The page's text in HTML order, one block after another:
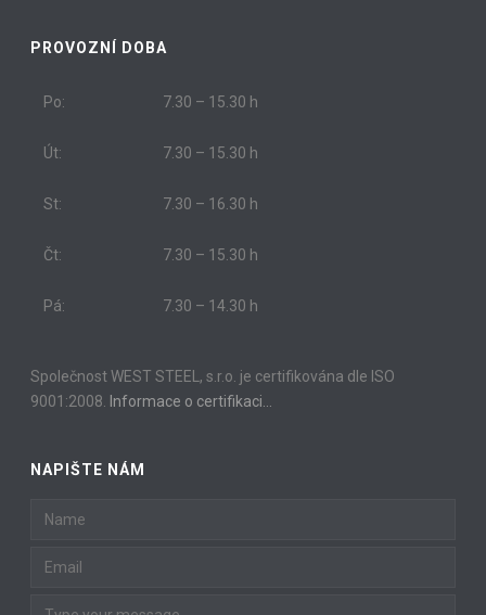
PROVOZNÍ DOBA
Po: 7.30 – 15.30 h
Út: 7.30 – 15.30 h
St: 7.30 – 16.30 h
Čt: 7.30 – 15.30 h
Pá: 7.30 – 14.30 h
Společnost WEST STEEL, s.r.o. je certifikována dle ISO
9001:2008.
Informace o certifikaci…
NAPIŠTE NÁM